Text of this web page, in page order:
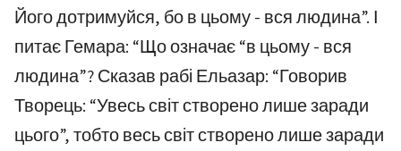
Його дотримуйся, бо в цьому - вся людина”. І
питає Гемара: “Що означає “в цьому - вся
людина”? Сказав рабі Ельазар: “Говорив
Творець: “Увесь світ створено лише заради
цього”, тобто весь світ створено лише заради